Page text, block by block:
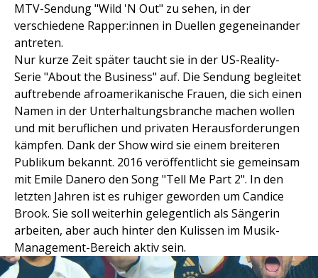
MTV-Sendung "Wild 'N Out" zu sehen, in der
verschiedene Rapper:innen in Duellen gegeneinander
antreten.
Nur kurze Zeit später taucht sie in der US-Reality-
Serie "About the Business" auf. Die Sendung begleitet
auftrebende afroamerikanische Frauen, die sich einen
Namen in der Unterhaltungsbranche machen wollen
und mit beruflichen und privaten Herausforderungen
kämpfen. Dank der Show wird sie einem breiteren
Publikum bekannt. 2016 veröffentlicht sie gemeinsam
mit Emile Danero den Song "Tell Me Part 2". In den
letzten Jahren ist es ruhiger geworden um Candice
Brook. Sie soll weiterhin gelegentlich als Sängerin
arbeiten, aber auch hinter den Kulissen im Musik-
Management-Bereich aktiv sein.